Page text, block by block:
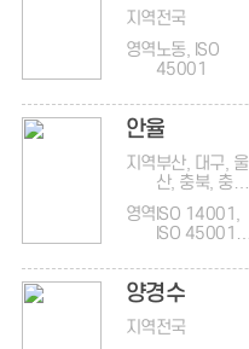
지역전국
영역노동, ISO
45001
안율
지역부산, 대구, 울
산, 충북, 충남,
경북, 경남
영역ISO 14001,
ISO 45001,
배구조
양경수
지역전국